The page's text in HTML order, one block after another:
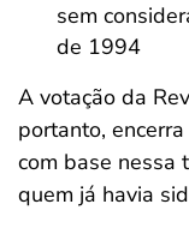
sem
de 1994
A votação da
portanto,
com base nessa
quem já havia